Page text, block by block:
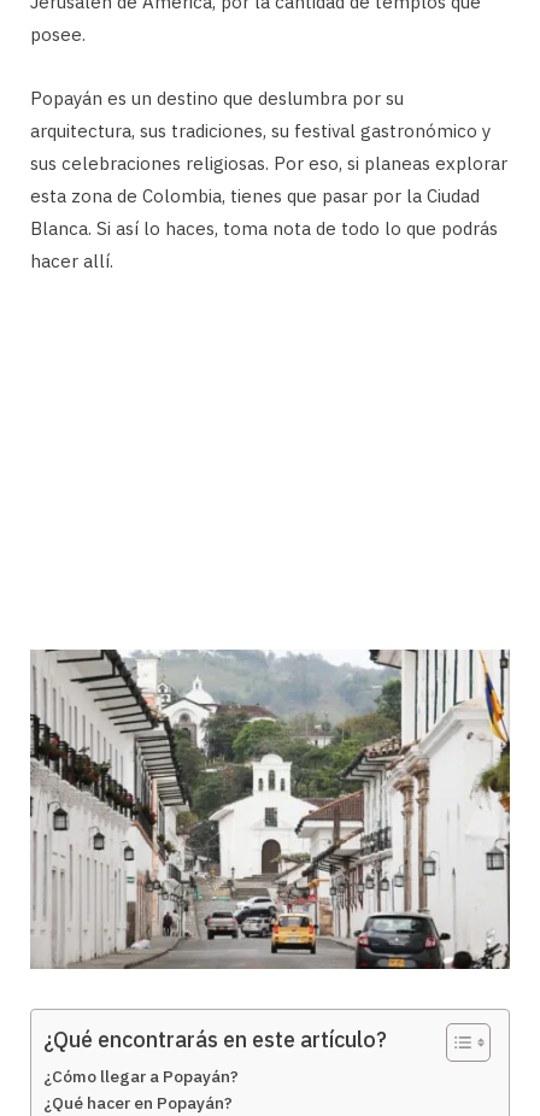
posee.
Popayán es un destino que deslumbra por su
arquitectura, sus tradiciones, su festival gastronómico y
sus celebraciones religiosas. Por eso, si planeas explorar
esta zona de Colombia, tienes que pasar por la Ciudad
Blanca. Si así lo haces, toma nota de todo lo que podrás
hacer allí.
¿Qué encontrarás en este artículo?
¿Cómo llegar a Popayán?
¿Qué hacer en Popayán?